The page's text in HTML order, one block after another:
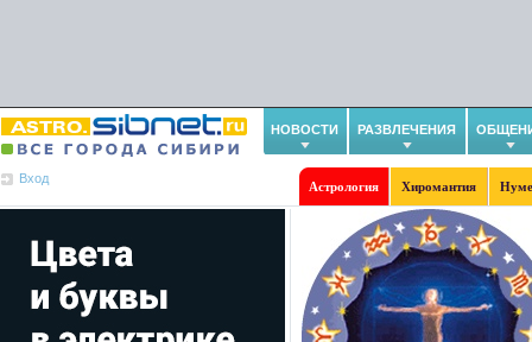
НОВОСТИ РАЗВЛЕЧЕНИЯ
Вход
Астрология Хиромантия